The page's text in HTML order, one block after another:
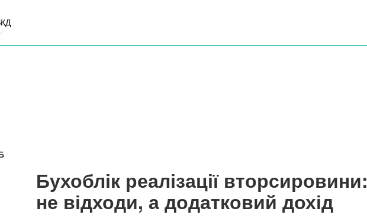
Бухоблік реалізації вторсировини:
не відходи, а додатковий дохід